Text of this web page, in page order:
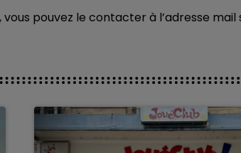
pouvez le contacter à l’adresse mail